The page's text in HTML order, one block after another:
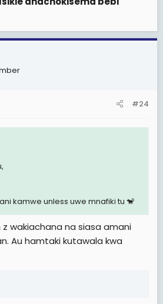
#24
kamwe unless uwe mnafiki tu 🐒
wakiachana na siasa amani
Au hamtaki kutawala kwa